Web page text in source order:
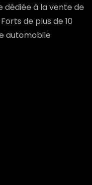
à la vente de
de plus de 10
automobile